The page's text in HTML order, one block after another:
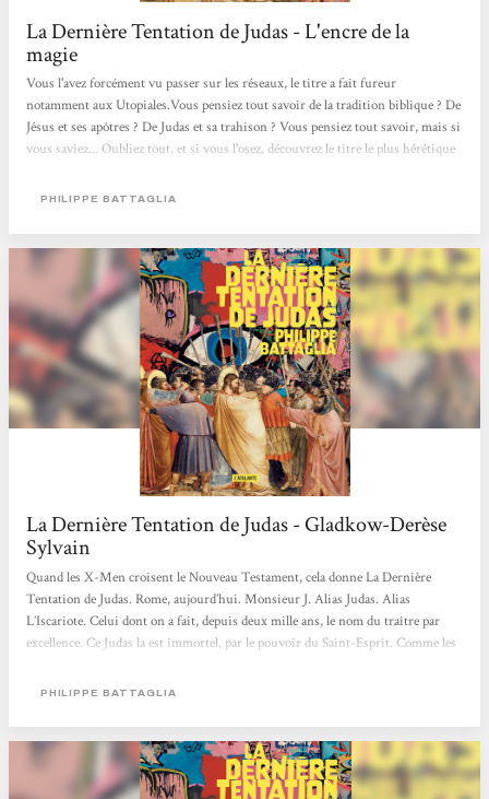
La Dernière Tentation de Judas - L'encre de la
magie
Vous l'avez forcément vu passer sur les réseaux, le titre a fait fureur
notamment aux Utopiales.Vous pensiez tout savoir de la tradition biblique ? De
Jésus et ses apôtres ? De Judas et sa trahison ? Vous pensiez tout savoir, mais si
vous saviez... Oubliez tout, et si vous l'osez, découvrez le titre le plus hérétique
féministe de la Bible, certains l'ont rêvé, Battaglia l'a écrit ! C'est l'OLNI le plus
PHILIPPE BATTAGLIA
La Dernière Tentation de Judas - Gladkow-Derèse
Sylvain
Quand les X-Men croisent le Nouveau Testament, cela donne La Dernière
Tentation de Judas. Rome, aujourd’hui. Monsieur J. Alias Judas. Alias
L’Iscariote. Celui dont on a fait, depuis deux mille ans, le nom du traître par
excellence. Ce Judas la est immortel, par le pouvoir du Saint-Esprit. Comme les
survit au milieu d’une communauté de sans-abri, pour lesquels il accomplit
l’absence.L’absence de Jésus de Nazareth.L’homme qu’il a aimé, son...
PHILIPPE BATTAGLIA